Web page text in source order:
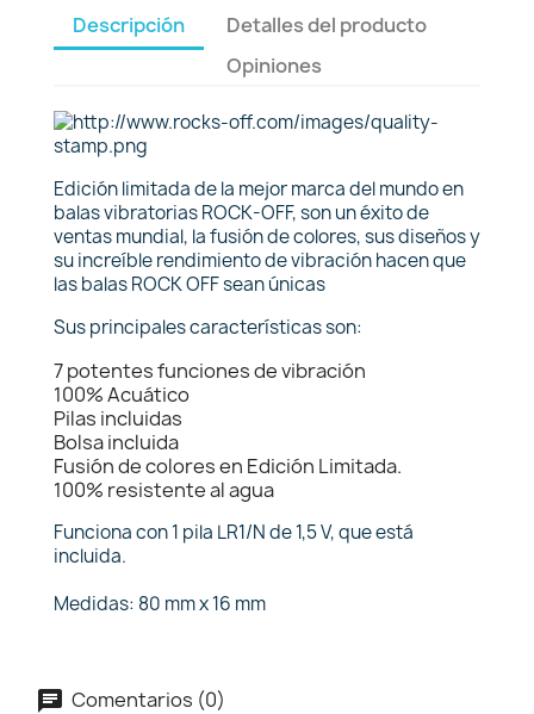
Descripción
Detalles del producto
Opiniones
Edición limitada de la mejor marca del mundo en
balas vibratorias ROCK-OFF, son un éxito de
ventas mundial, la fusión de colores, sus diseños y
su increíble rendimiento de vibración hacen que
las balas ROCK OFF sean únicas
Sus principales características son:
7 potentes funciones de vibración
100% Acuático
Pilas incluidas
Bolsa incluida
Fusión de colores en Edición Limitada.
100% resistente al agua
Funciona con 1 pila LR1/N de 1,5 V, que está
incluida.
Medidas: 80 mm x 16 mm
Comentarios (0)